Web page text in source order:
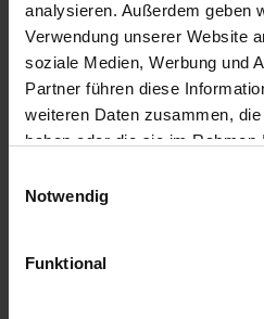
analysieren. Außerdem geben
Verwendung unserer Website
soziale Medien, Werbung und
Partner führen diese
weiteren Daten zusammen,
haben oder die sie im
Notwendig
Funktional